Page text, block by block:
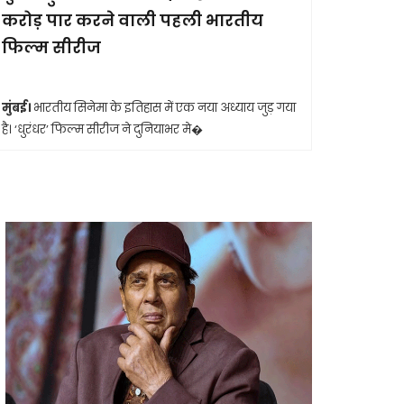
करोड़ पार करने वाली पहली भारतीय
फिल्म सीरीज
मुंबई। भारतीय सिनेमा के इतिहास में एक नया अध्याय जुड़ गया
है। ‘धुरंधर’ फिल्म सीरीज ने दुनियाभर मे�